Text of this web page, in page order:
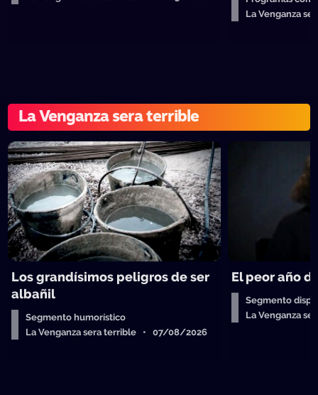
La Venganza
La Venganza sera terrible
Los grandísimos peligros de ser
albañil
Segmento humorístico
La Venganza sera terrible • 07/08/2026
El peor año
Segmento
La Venganza